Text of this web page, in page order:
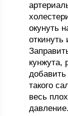
окунуть
кунжута,
добавить
такого
весь
давление.